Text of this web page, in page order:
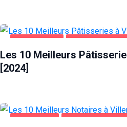
Les 10 Meilleurs
[2024]
utilisé.
Experience
Afin que notre
aussi bien que
possible lors